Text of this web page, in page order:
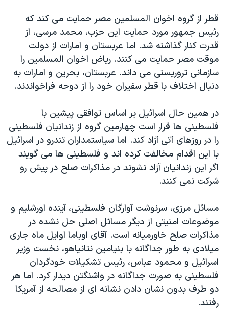
قطر از گروه اخوان المسلمین مصر حمایت می کند که
رئیس جمهور مورد حمایت این حزب، محمد مرسی، از
قدرت کنار گذاشته شد. اما عربستان و امارات از دولت
موقت مصر حمایت می کنند. ریاض اخوان المسلمین را
سازمانی تروریستی می داند. عربستان، بحرین و امارات به
دنبال اختلاف با قطر سفیران خود را از دوحه فراخواندند.
در همین حال اسرائيل بر اساس توافقی پیشین با
فلسطینی ها قرار است چهارمین گروه از زندانیان فلسطینی
را در روزهای آتی آزاد کند. اما سیاستمداران تندرو در اسرائیل
با این اقدام مخالفت کرده اند و فلسطینی ها می گویند
اگر این زندانیان آزاد نشوند در مذاکرات صلح در پیش رو
شرکت نمی کنند.
مسائل مرزی، سرنوشت آوارگان فلسطینی، آینده اورشلیم و
موضوعات امنیتی از دیگر مسائل اصلی حل نشده در
مذاکرات صلح خاورمیانه است. آقای اوباما اوایل ماه جاری
میلادی به طور جداگانه با بنیامین نتانیاهو، نخست وزیر
اسرائیل و محمود عباس، رئیس تشکیلات خودگردان
فلسطینی به صورت جداگانه در واشنگتن دیدار کرد. اما هر
دو طرف بدون نشان دادن نشانه ای از مصالحه از آمریکا
رفتند.